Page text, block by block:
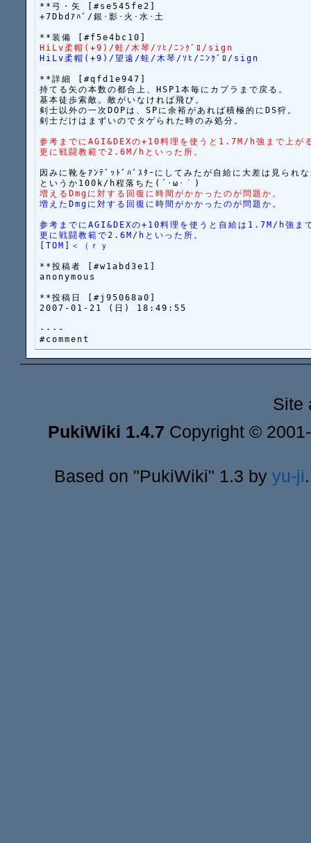
**弓・矢 [#se545fe2]
+7Dbdｱﾊﾞ/銀･影･火･水･土
HiLv柔帽(+9)/蛙/木琴/ｿﾋ/ﾆﾝｸﾞﾛ/sign
HiLv柔帽(+9)/望遠/蛙/木琴/ｿﾋ/ﾆﾝｸﾞﾛ/sign
**詳細 [#qfd1e947]
持てる矢の本数の都合上、HSP1本毎にカプラまで戻る。
基本徒歩索敵。敵がいなければ飛び。
剣士以外の一次DOPは、SPに余裕があれば積極的にDS狩。
剣士だけはまずいのでタゲられた時のみ処分。
参考までにAGI&DEXの+10料理を使うと1.7M/h強まで上が
更に戦闘教範で2.6M/hといった所。
因みに靴をｱﾝﾃﾞｯﾄﾞﾊﾞｽﾀｰにしてみたが自給に大差は見られ
増えるDmgに対する回復に時間がかかったのが問題か。
増えたDmgに対する回復に時間がかかったのが問題か。
参考までにAGI&DEXの+10料理を使うと自給は1.7M/h強ま
更に戦闘教範で2.6M/hといった所。
[TOM]＜（ｒｙ
**投稿者 [#w1abd3e1]
anonymous
**投稿日 [#j95068a0]
2007-01-21 (日) 18:49:55
----
Site
PukiWiki 1.4.7 Copyright ©
Based on "PukiWiki" 1.3 by yu-ji